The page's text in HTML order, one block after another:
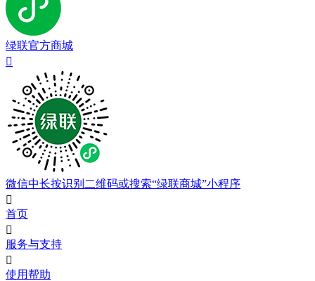
绿联官方商城

微信中长按识别二维码或搜索“绿联商城”小程序

首页

服务与支持

使用帮助